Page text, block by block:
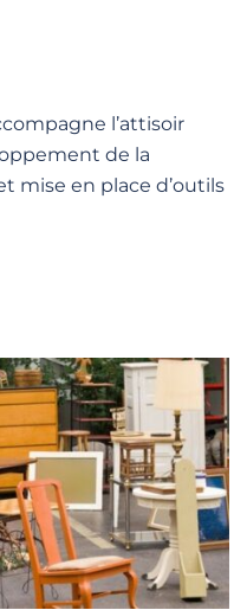
l’attisoir
de la
mise en place d’outils